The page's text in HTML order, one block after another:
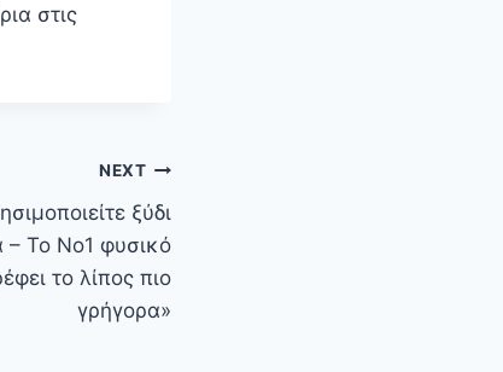
στις
NEXT
ξύδι
– Το Νο1 φυσικό
το λίπος πιο
γρήγορα»